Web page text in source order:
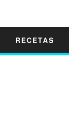
RECETAS